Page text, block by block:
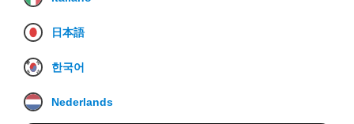
日本語
한국어
Nederlands